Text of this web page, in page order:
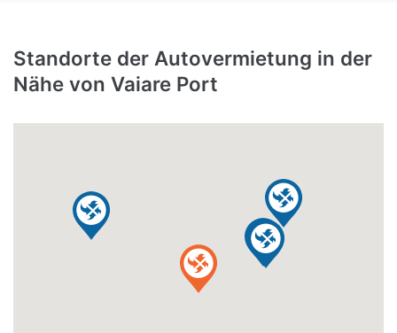
Standorte der Autovermietung in der
Nähe von Vaiare Port